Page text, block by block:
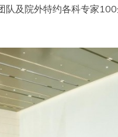
队及院外特约各科专家